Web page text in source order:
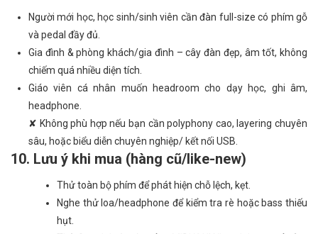
Người mới học, học sinh/sinh viên cần đàn full-size có phím gỗ
và pedal đầy đủ.
Gia đình & phòng khách/gia đình – cây đàn đẹp, âm tốt, không
chiếm quá nhiều diện tích.
Giáo viên cá nhân muốn headroom cho dạy học, ghi âm,
headphone.
✘ Không phù hợp nếu bạn cần polyphony cao, layering chuyên
sâu, hoặc biểu diễn chuyên nghiệp/ kết nối USB.
10. Lưu ý khi mua (hàng cũ/like-new)
Thử toàn bộ phím để phát hiện chỗ lệch, kẹt.
Nghe thử loa/headphone để kiểm tra rè hoặc bass thiếu
hụt.